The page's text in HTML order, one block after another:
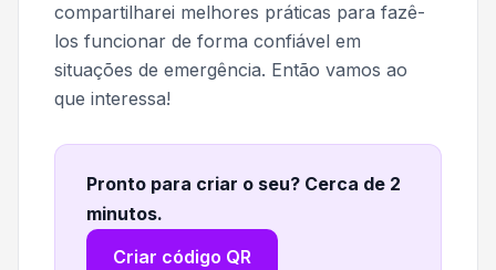
compartilharei melhores práticas para fazê-
los funcionar de forma confiável em
situações de emergência. Então vamos ao
que interessa!
Pronto para criar o seu? Cerca de 2
minutos.
Criar código QR